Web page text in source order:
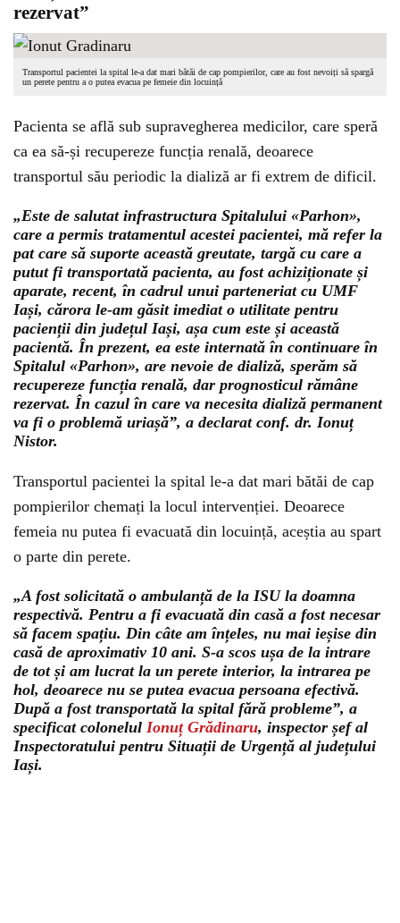
rezervat”
Transportul pacientei la spital le-a dat mari bătăi de cap pompierilor, care au fost nevoiți să spargă
un perete pentru a o putea evacua pe femeie din locuință
Pacienta se află sub supravegherea medicilor, care speră
ca ea să-și recupereze funcția renală, deoarece
transportul său periodic la dializă ar fi extrem de dificil.
„Este de salutat infrastructura Spitalului «Parhon»,
care a permis tratamentul acestei pacientei, mă refer la
pat care să suporte această greutate, targă cu care a
putut fi transportată pacienta, au fost achiziționate și
aparate, recent, în cadrul unui parteneriat cu UMF
Iași, cărora le-am găsit imediat o utilitate pentru
pacienții din județul Iași, așa cum este și această
pacientă. În prezent, ea este internată în continuare în
Spitalul «Parhon», are nevoie de dializă, sperăm să
recupereze funcția renală, dar prognosticul rămâne
rezervat. În cazul în care va necesita dializă permanent
va fi o problemă uriașă”, a declarat conf. dr. Ionuț
Nistor.
Transportul pacientei la spital le-a dat mari bătăi de cap
pompierilor chemați la locul intervenției. Deoarece
femeia nu putea fi evacuată din locuință, aceștia au spart
o parte din perete.
„A fost solicitată o ambulanță de la ISU la doamna
respectivă. Pentru a fi evacuată din casă a fost necesar
să facem spațiu. Din câte am înțeles, nu mai ieșise din
casă de aproximativ 10 ani. S-a scos ușa de la intrare
de tot și am lucrat la un perete interior, la intrarea pe
hol, deoarece nu se putea evacua persoana efectivă.
După a fost transportată la spital fără probleme”, a
specificat colonelul Ionuț Grădinaru, inspector șef al
Inspectoratului pentru Situații de Urgență al județului
Iași.